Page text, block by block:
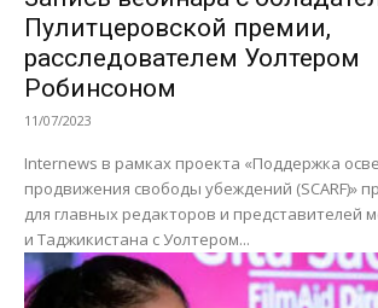
Пулитцеровской премии,
расследователем Уолтером
Робинсоном
11/07/2023
Internews в рамках проекта «Поддержка
продвижения свободы убеждений (SCARF)»
для главных редакторов и представителей
и Таджикистана с Уолтером...